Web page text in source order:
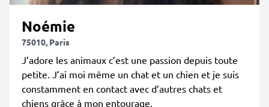
Noémie
75010, Paris
J’adore les animaux c’est une passion depuis toute
petite. J’ai moi même un chat et un chien et je suis
constamment en contact avec d’autres chats et
chiens grâce à mon entourage.